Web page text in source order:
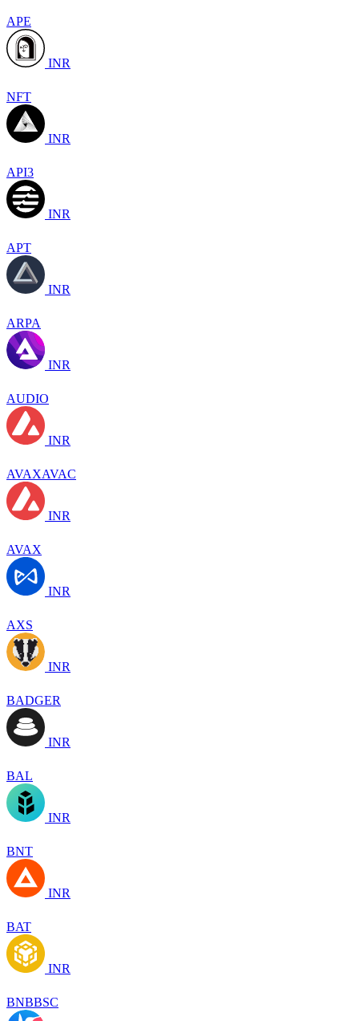
APE
INR
NFT
INR
API3
INR
APT
INR
ARPA
INR
AUDIO
INR
AVAXAVAC
INR
AVAX
INR
AXS
INR
BADGER
INR
BAL
INR
BNT
INR
BAT
INR
BNBBSC